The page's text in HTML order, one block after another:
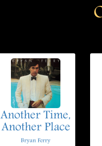
Another Time,
Another Place
Bryan Ferry